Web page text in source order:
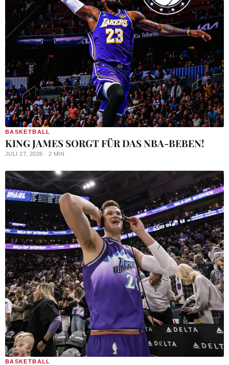
BASKETBALL
KING JAMES SORGT FÜR DAS NBA-BEBEN!
JULI 27, 2026 · 2 MIN
BASKETBALL